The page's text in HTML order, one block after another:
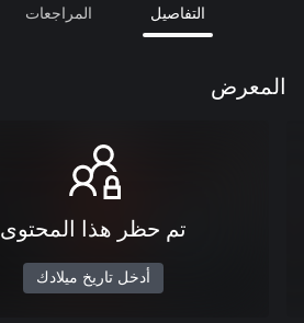
التفاصيل المراجعات
المعرض
تم حظر هذا المحتوى
أدخل تاريخ ميلادك